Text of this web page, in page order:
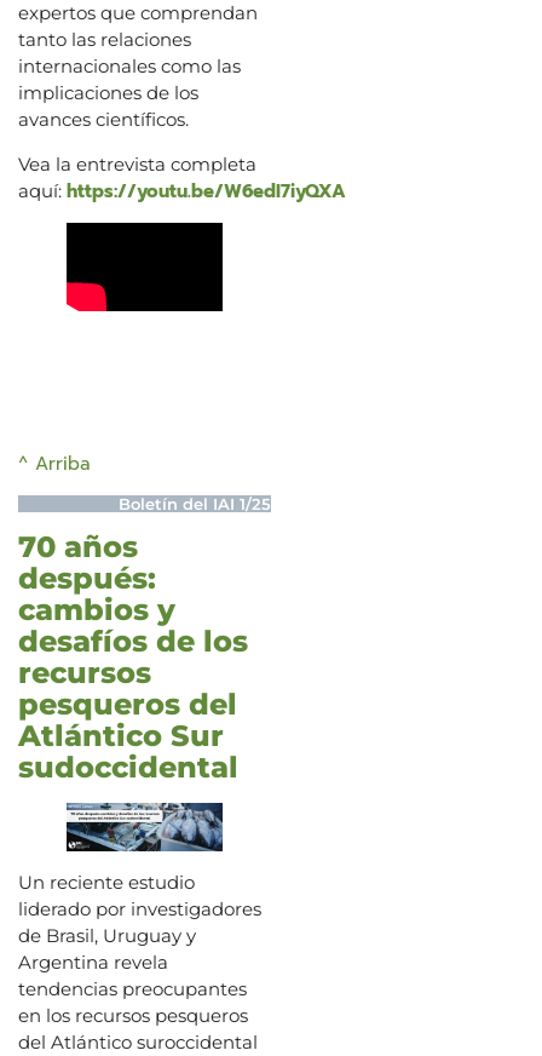
expertos que comprendan
tanto las relaciones
internacionales como las
implicaciones de los
avances científicos.
Vea la entrevista completa
aquí: https://youtu.be/W6edI7iyQXA
^ Arriba
Boletín del IAI 1/25
70 años
después:
cambios y
desafíos de los
recursos
pesqueros del
Atlántico Sur
sudoccidental
Un reciente estudio
liderado por investigadores
de Brasil, Uruguay y
Argentina revela
tendencias preocupantes
en los recursos pesqueros
del Atlántico suroccidental